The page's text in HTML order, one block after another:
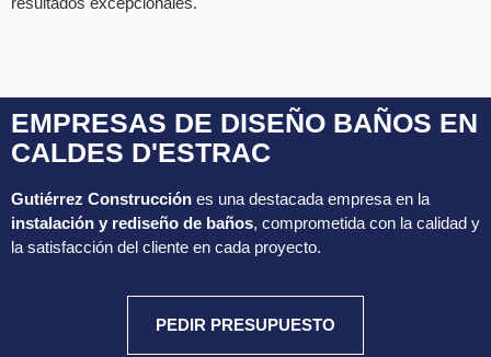
EMPRESAS DE DISEÑO BAÑOS EN
CALDES D'ESTRAC
Gutiérrez Construcción es una destacada empresa en la
instalación y rediseño de baños, comprometida con la calidad y
la satisfacción del cliente en cada proyecto.
PEDIR PRESUPUESTO